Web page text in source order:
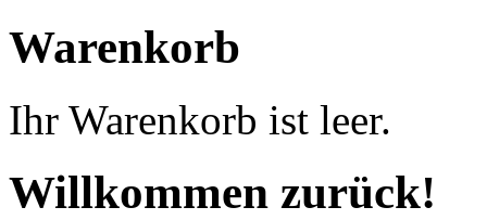
Warenkorb
Ihr Warenkorb ist leer.
Willkommen zurück!